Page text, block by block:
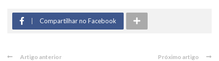
Compartilhar no Facebook
Artigo anterior Próximo artigo